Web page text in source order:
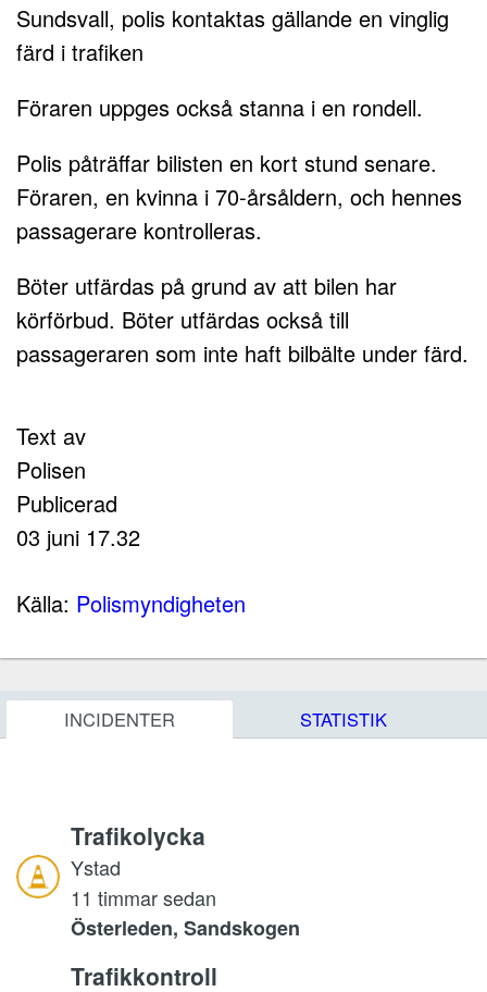
Sundsvall, polis kontaktas gällande en vinglig
färd i trafiken
Föraren uppges också stanna i en rondell.
Polis påträffar bilisten en kort stund senare.
Föraren, en kvinna i 70-årsåldern, och hennes
passagerare kontrolleras.
Böter utfärdas på grund av att bilen har
körförbud. Böter utfärdas också till
passageraren som inte haft bilbälte under färd.
Text av
Polisen
Publicerad
03 juni 17.32
Källa: Polismyndigheten
INCIDENTER STATISTIK
Trafikolycka
Ystad
11 timmar sedan
Österleden, Sandskogen
Trafikkontroll